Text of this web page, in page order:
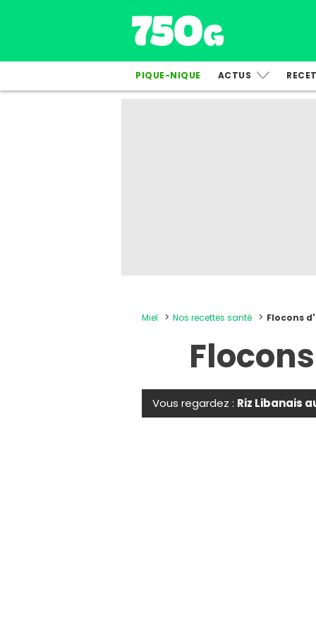
PIQUE-NIQUE ACTUS
Miel Nos recettes santé Flocons
Vous regardez : Riz Libanais